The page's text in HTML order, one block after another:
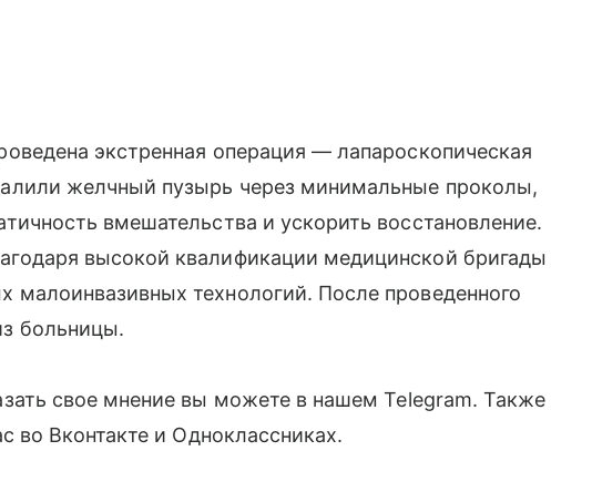
экстренная операция — лапароскопическая
желчный пузырь через минимальные проколы,
вмешательства и ускорить восстановление.
высокой квалификации медицинской бригады
малоинвазивных технологий. После проведенного
больницы.
свое мнение вы можете в нашем Telegram. Также
во Вконтакте и Одноклассниках.